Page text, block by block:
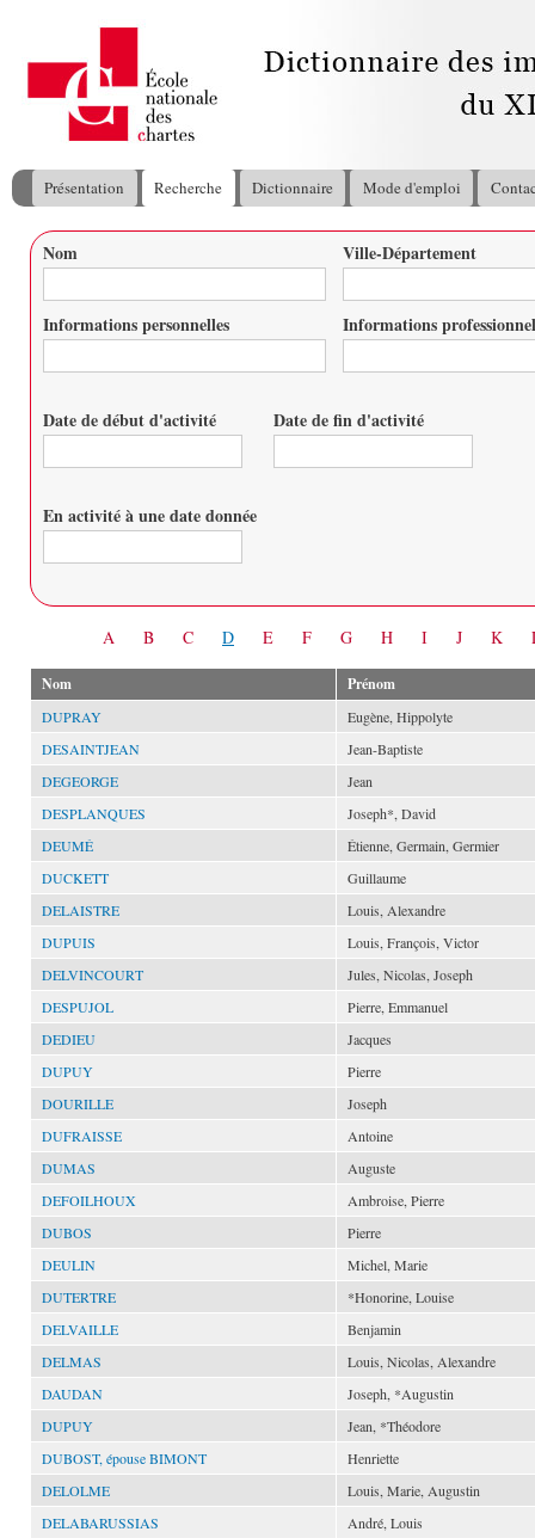
Menu principal
Présentation Recherche Dictionnaire Mode d'emploi
Vous êtes ici
Nom Ville-Département
Informations personnelles Informations
Date de début d'activité Date de fin d'activité
En activité à une date donnée
A B C D E F G H I J K
Nom Prénom
DUPRAY
Eugène, Hippolyte
DESAINTJEAN
Jean-Baptiste
DEGEORGE
Jean
DESPLANQUES
Joseph*, David
DEUMÉ
Étienne, Germain, Germier
DUCKETT
Guillaume
DELAISTRE
Louis, Alexandre
DUPUIS
Louis, François, Victor
DELVINCOURT
Jules, Nicolas, Joseph
DESPUJOL
Pierre, Emmanuel
DEDIEU
Jacques
DUPUY
Pierre
DOURILLE
Joseph
DUFRAISSE
Antoine
DUMAS
Auguste
DEFOILHOUX
Ambroise, Pierre
DUBOS
Pierre
DEULIN
Michel, Marie
DUTERTRE
*Honorine, Louise
DELVAILLE
Benjamin
DELMAS
Louis, Nicolas, Alexandre
DAUDAN
Joseph, *Augustin
DUPUY
Jean, *Théodore
DUBOST, épouse BIMONT
Henriette
DELOLME
Louis, Marie, Augustin
DELABARUSSIAS
André, Louis